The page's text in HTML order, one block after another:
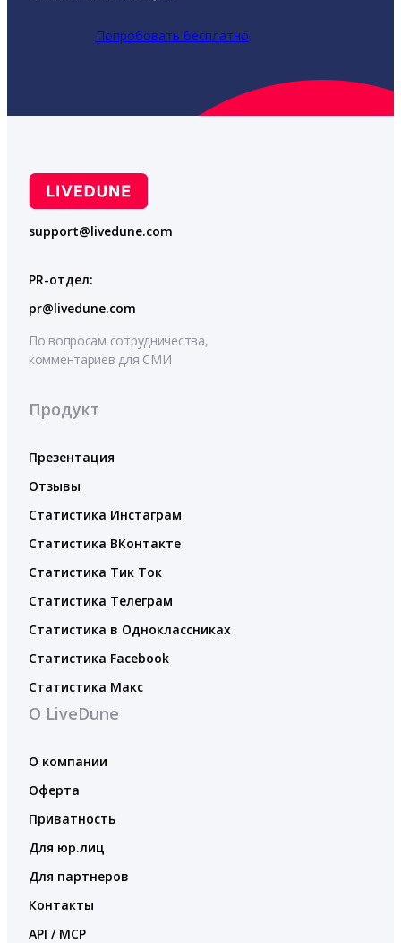
Попробовать бесплатно
support@livedune.com
PR-отдел:
pr@livedune.com
По вопросам сотрудничества,
комментариев для СМИ
Продукт
Презентация
Отзывы
Статистика Инстаграм
Статистика ВКонтакте
Статистика Тик Ток
Статистика Телеграм
Статистика в Одноклассниках
Статистика Facebook
Статистика Макс
О LiveDune
О компании
Оферта
Приватность
Для юр.лиц
Для партнеров
Контакты
API / MCP